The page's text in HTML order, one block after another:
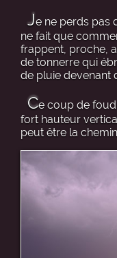
Je ne perds pas
ne fait que
frappent, proche,
de tonnerre qui
de pluie devenant
Ce coup de
fort hauteur
peut être la